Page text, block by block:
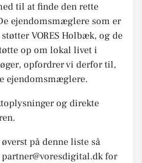
til at finde den rette
ejendomsmæglere som er
VORES Holbæk, og de
op om lokal livet i
opfordrer vi derfor til,
ejendomsmæglere.
og direkte
på denne liste så
for